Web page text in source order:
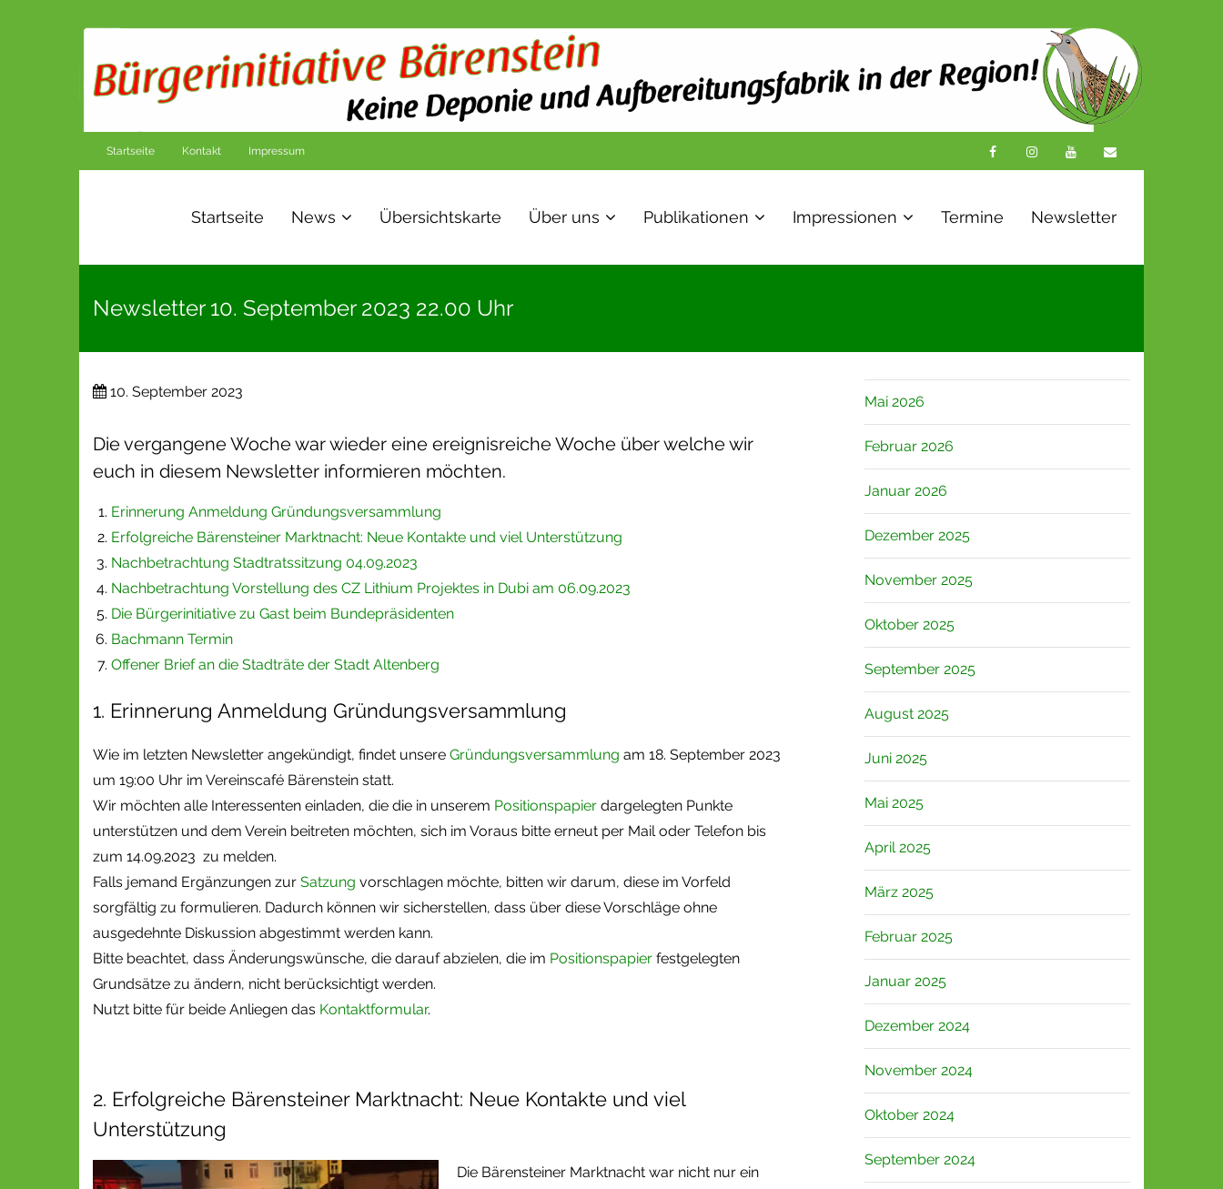
Startseite Kontakt Impressum
Startseite News Übersichtskarte Über uns Publikationen Impressionen Termine Newsletter
Newsletter 10. September 2023 22.00 Uhr
10. September 2023
Die vergangene Woche war wieder eine ereignisreiche Woche über welche wir
euch in diesem Newsletter informieren möchten.
Erinnerung Anmeldung Gründungsversammlung
Erfolgreiche Bärensteiner Marktnacht: Neue Kontakte und viel Unterstützung
Nachbetrachtung Stadtratssitzung 04.09.2023
Nachbetrachtung Vorstellung des CZ Lithium Projektes in Dubi am 06.09.2023
Die Bürgerinitiative zu Gast beim Bundepräsidenten
Bachmann Termin
Offener Brief an die Stadträte der Stadt Altenberg
1. Erinnerung Anmeldung Gründungsversammlung
Wie im letzten Newsletter angekündigt, findet unsere Gründungsversammlung am 18. September 2023
um 19:00 Uhr im Vereinscafé Bärenstein statt.
Wir möchten alle Interessenten einladen, die die in unserem Positionspapier dargelegten Punkte
unterstützen und dem Verein beitreten möchten, sich im Voraus bitte erneut per Mail oder Telefon bis
zum 14.09.2023 zu melden.
Falls jemand Ergänzungen zur Satzung vorschlagen möchte, bitten wir darum, diese im Vorfeld
sorgfältig zu formulieren. Dadurch können wir sicherstellen, dass über diese Vorschläge ohne
ausgedehnte Diskussion abgestimmt werden kann.
Bitte beachtet, dass Änderungswünsche, die darauf abzielen, die im Positionspapier festgelegten
Grundsätze zu ändern, nicht berücksichtigt werden.
Nutzt bitte für beide Anliegen das Kontaktformular.
2. Erfolgreiche Bärensteiner Marktnacht: Neue Kontakte und viel
Unterstützung
Die Bärensteiner Marktnacht war nicht nur ein
Mai 2026
Februar 2026
Januar 2026
Dezember 2025
November 2025
Oktober 2025
September 2025
August 2025
Juni 2025
Mai 2025
April 2025
März 2025
Februar 2025
Januar 2025
Dezember 2024
November 2024
Oktober 2024
September 2024